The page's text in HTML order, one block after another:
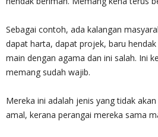
Sebagai contoh, ada kalangan
dapat harta, dapat projek, baru
main dengan agama dan ini salah. Ini
memang sudah wajib.
Mereka ini adalah jenis yang tidak
amal, kerana perangai mereka sama